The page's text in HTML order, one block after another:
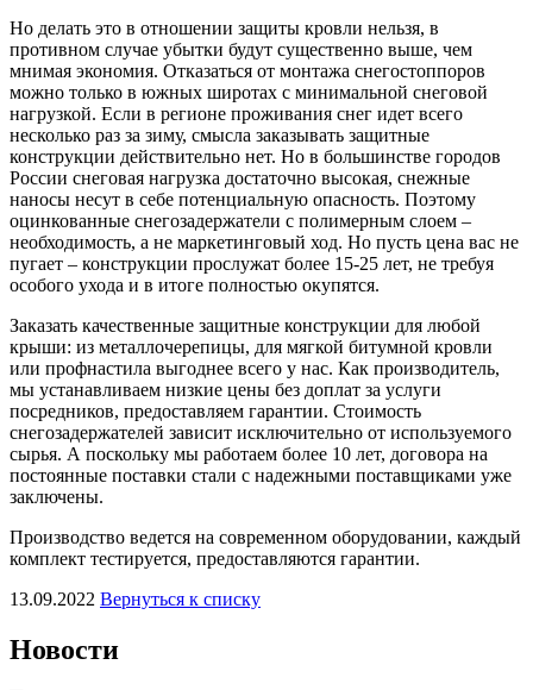
Но делать это в отношении защиты кровли нельзя, в
противном случае убытки будут существенно выше, чем
мнимая экономия. Отказаться от монтажа снегостоппоров
можно только в южных широтах с минимальной снеговой
нагрузкой. Если в регионе проживания снег идет всего
несколько раз за зиму, смысла заказывать защитные
конструкции действительно нет. Но в большинстве городов
России снеговая нагрузка достаточно высокая, снежные
наносы несут в себе потенциальную опасность. Поэтому
оцинкованные снегозадержатели с полимерным слоем –
необходимость, а не маркетинговый ход. Но пусть цена вас не
пугает – конструкции прослужат более 15-25 лет, не требуя
особого ухода и в итоге полностью окупятся.
Заказать качественные защитные конструкции для любой
крыши: из металлочерепицы, для мягкой битумной кровли
или профнастила выгоднее всего у нас. Как производитель,
мы устанавливаем низкие цены без доплат за услуги
посредников, предоставляем гарантии. Стоимость
снегозадержателей зависит исключительно от используемого
сырья. А поскольку мы работаем более 10 лет, договора на
постоянные поставки стали с надежными поставщиками уже
заключены.
Производство ведется на современном оборудовании, каждый
комплект тестируется, предоставляются гарантии.
13.09.2022 Вернуться к списку
Новости